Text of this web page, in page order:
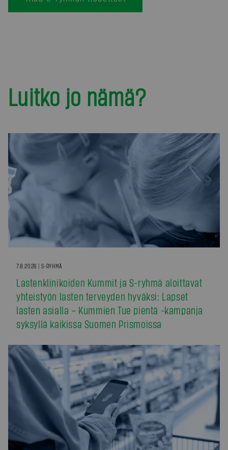
Luitko jo nämä?
7.8.2026 | S-RYHMÄ
Lastenklinikoiden Kummit ja S-ryhmä aloittavat
yhteistyön lasten terveyden hyväksi: Lapset
lasten asialla – Kummien Tue pientä -kampanja
syksyllä kaikissa Suomen Prismoissa